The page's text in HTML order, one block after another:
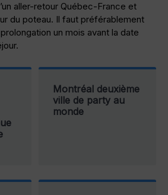
aller-retour Québec-France et
du poteau. Il faut préférablement
un mois avant la date
Montréal deuxième
ville de party au
monde